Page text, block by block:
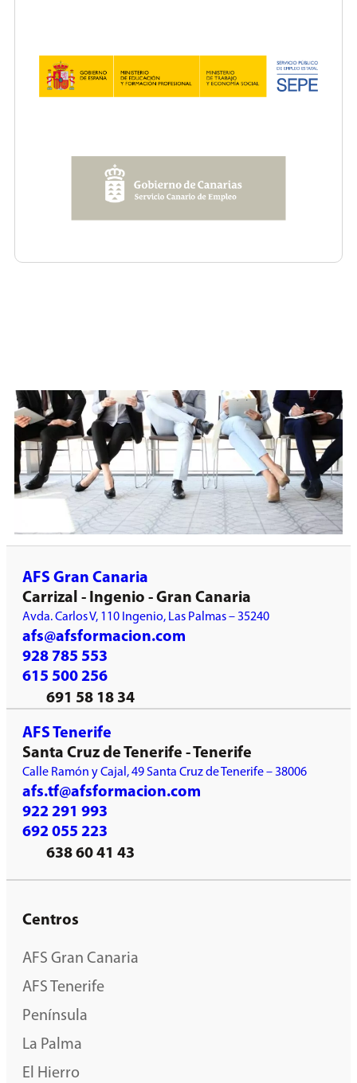
AFS Gran Canaria
Carrizal - Ingenio - Gran Canaria
Avda. Carlos V, 110 Ingenio, Las Palmas – 35240
afs@afsformacion.com
928 785 553
615 500 256
691 58 18 34
AFS Tenerife
Santa Cruz de Tenerife - Tenerife
Calle Ramón y Cajal, 49 Santa Cruz de Tenerife – 38006
afs.tf@afsformacion.com
922 291 993
692 055 223
638 60 41 43
Centros
AFS Gran Canaria
AFS Tenerife
Península
La Palma
El Hierro